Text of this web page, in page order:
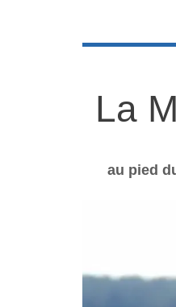
La
au pied